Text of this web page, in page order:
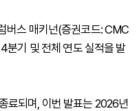
버스 매키넌(증권코드: CMC
기 및 전체 연도 실적을 발
료되며, 이번 발표는 2026년